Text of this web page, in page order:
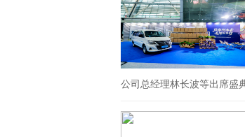
公司总经理林长波等出席盛